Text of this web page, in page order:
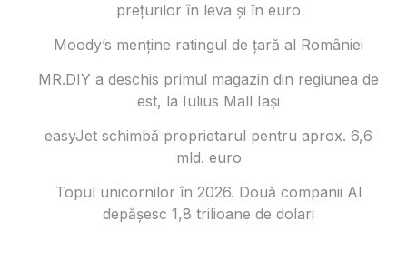
prețurilor în ​​leva și în euro
Moody’s menține ratingul de țară al României
MR.DIY a deschis primul magazin din regiunea de
est, la Iulius Mall Iași
easyJet schimbă proprietarul pentru aprox. 6,6
mld. euro
Topul unicornilor în 2026. Două companii AI
depășesc 1,8 trilioane de dolari